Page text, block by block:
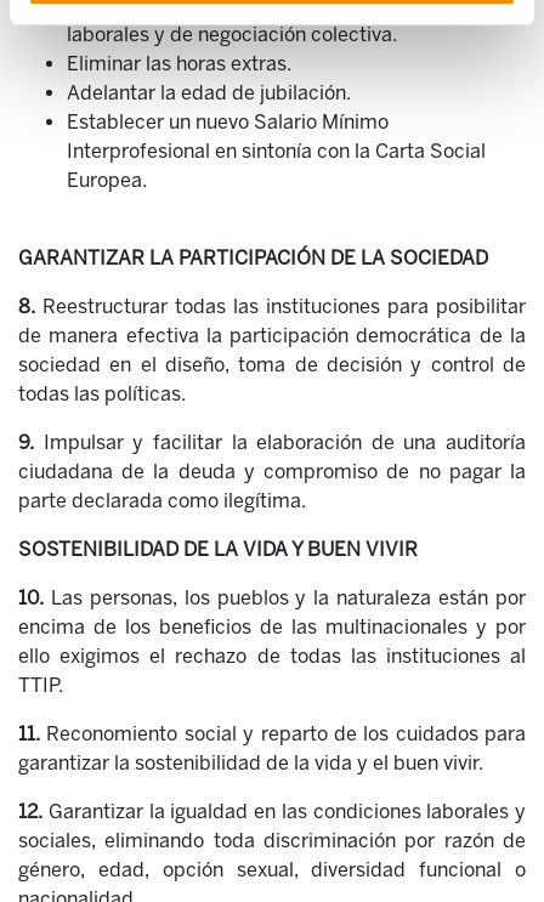
Dar marcha atrás a las sucesivas reformas
laborales y de negociación colectiva.
Eliminar las horas extras.
Adelantar la edad de jubilación.
Establecer un nuevo Salario Mínimo
Interprofesional en sintonía con la Carta Social
Europea.
GARANTIZAR LA PARTICIPACIÓN DE LA SOCIEDAD
8. Reestructurar todas las instituciones para posibilitar
de manera efectiva la participación democrática de la
sociedad en el diseño, toma de decisión y control de
todas las políticas.
9. Impulsar y facilitar la elaboración de una auditoría
ciudadana de la deuda y compromiso de no pagar la
parte declarada como ilegítima.
SOSTENIBILIDAD DE LA VIDA Y BUEN VIVIR
10. Las personas, los pueblos y la naturaleza están por
encima de los beneficios de las multinacionales y por
ello exigimos el rechazo de todas las instituciones al
TTIP.
11. Reconomiento social y reparto de los cuidados para
garantizar la sostenibilidad de la vida y el buen vivir.
12. Garantizar la igualdad en las condiciones laborales y
sociales, eliminando toda discriminación por razón de
género, edad, opción sexual, diversidad funcional o